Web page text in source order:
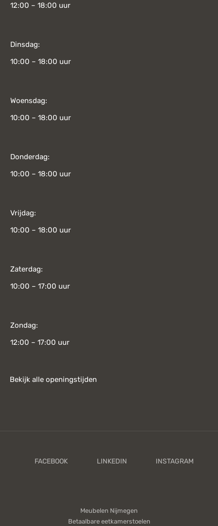
12:00 – 18:00 uur
Dinsdag:
10:00 – 18:00 uur
Woensdag:
10:00 – 18:00 uur
Donderdag:
10:00 – 18:00 uur
Vrijdag:
10:00 – 18:00 uur
Zaterdag:
10:00 – 17:00 uur
Zondag:
12:00 – 17:00 uur
Bekijk alle openingstijden
Meubelen Nijmegen
Betaalbare eetkamerstoelen